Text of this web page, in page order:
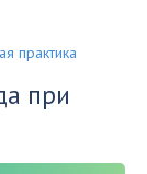
практика
при